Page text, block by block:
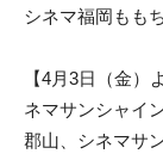
シネマ福岡ももち
【4月3日（金
ネマサンシャイ
郡山、シネマサ